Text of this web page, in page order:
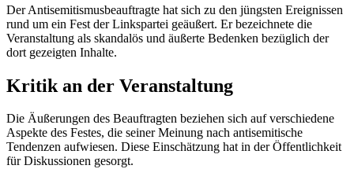
Der Antisemitismusbeauftragte hat sich zu den jüngsten Ereignissen
rund um ein Fest der Linkspartei geäußert. Er bezeichnete die
Veranstaltung als skandalös und äußerte Bedenken bezüglich der
dort gezeigten Inhalte.
Kritik an der Veranstaltung
Die Äußerungen des Beauftragten beziehen sich auf verschiedene
Aspekte des Festes, die seiner Meinung nach antisemitische
Tendenzen aufwiesen. Diese Einschätzung hat in der Öffentlichkeit
für Diskussionen gesorgt.